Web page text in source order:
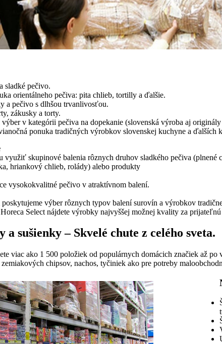
sladké pečivo.
orientálneho pečiva: pita chlieb, tortilly a ďalšie.
a pečivo s dlhšou trvanlivosťou.
zákusky a torty.
v kategórii pečiva na dopekanie (slovenská výroba aj
ponuka tradičných výrobkov slovenskej kuchyne a ďalších
využiť skupinové balenia rôznych druhov sladkého pečiva
hriankový chlieb, rolády) alebo produkty
vysokokvalitné pečivo v atraktívnom balení.
výber rôznych typov balení surovín a výrobkov
Select nájdete výrobky najvyššej možnej kvality za
a sušienky – Skvelé chute z celého sveta.
viac ako 1 500 položiek od populárnych domácich značiek až
chipsov, nachos, tyčiniek ako pre potreby